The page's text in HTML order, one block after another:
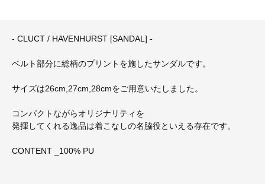
- CLUCT / HAVENHURST [SANDAL] -
ベルト部分に総柄のプリントを施したサンダルです。
サイズは26cm,27cm,28cmをご用意いたしました。
コンパクトながらオリジナリティを
発揮してくれる逸品は着こなしの名脇役といえる存在です。
CONTENT _100% PU